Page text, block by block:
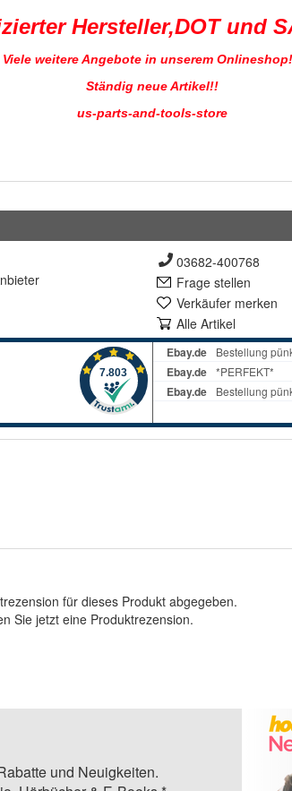
03682-400768
Frage stellen
Verkäufer merken
Alle Artikel
für dieses Produkt abgegeben.
Sie jetzt eine Produktrezension.
und Neuigkeiten.